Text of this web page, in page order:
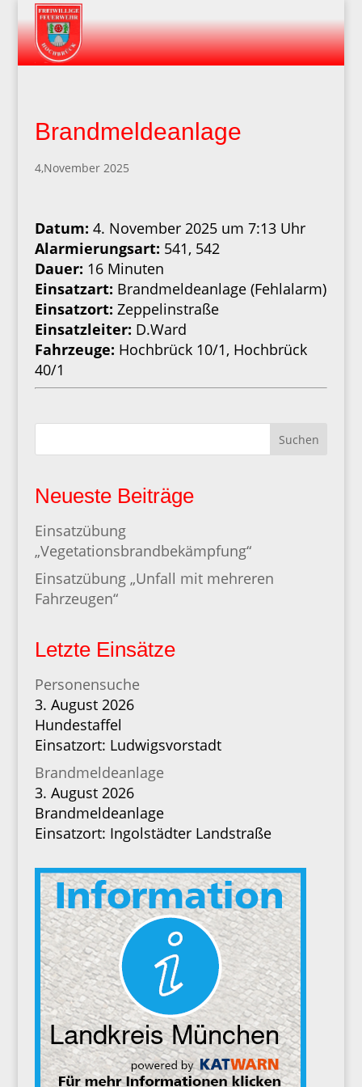
Brandmeldeanlage
4,November 2025
Datum: 4. November 2025 um 7:13 Uhr
Alarmierungsart: 541, 542
Dauer: 16 Minuten
Einsatzart: Brandmeldeanlage (Fehlalarm)
Einsatzort: Zeppelinstraße
Einsatzleiter: D.Ward
Fahrzeuge: Hochbrück 10/1, Hochbrück
40/1
Suchen
Neueste Beiträge
Einsatzübung
„Vegetationsbrandbekämpfung“
Einsatzübung „Unfall mit mehreren
Fahrzeugen“
Letzte Einsätze
Personensuche
3. August 2026
Hundestaffel
Einsatzort: Ludwigsvorstadt
Brandmeldeanlage
3. August 2026
Brandmeldeanlage
Einsatzort: Ingolstädter Landstraße